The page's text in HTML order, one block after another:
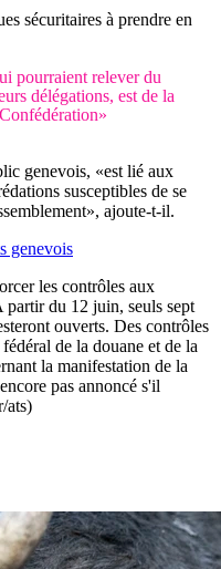
sécuritaires à prendre en
pourraient relever du
délégations, est de la
genevois, «est lié aux
susceptibles de se
ajoute-t-il.
genevois
les contrôles aux
partir du 12 juin, seuls sept
ouverts. Des contrôles
de la douane et de la
la manifestation de la
pas annoncé s'il
ats)